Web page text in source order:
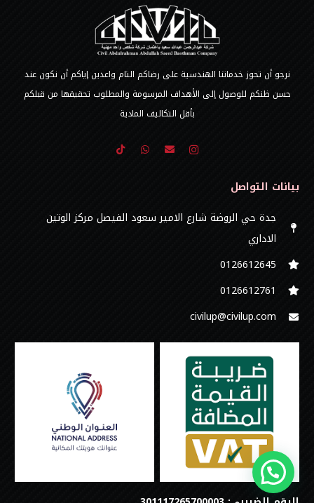
نرجو أن تحوز خدماتنا الهندسية على رضاكم التام واعدين إياكم أن نكون عند
حسن ظنكم للوصول إلى الأهداف المرسومة والمطلوب تحقيقها من قبلكم
بأقل التكاليف المادية
بيانات التواصل
جدة حي الروضة شارع الامير سعود الفيصل مركز الوتين
الاداري
0126612645‬
‭0126612761
civilup@civilup.com